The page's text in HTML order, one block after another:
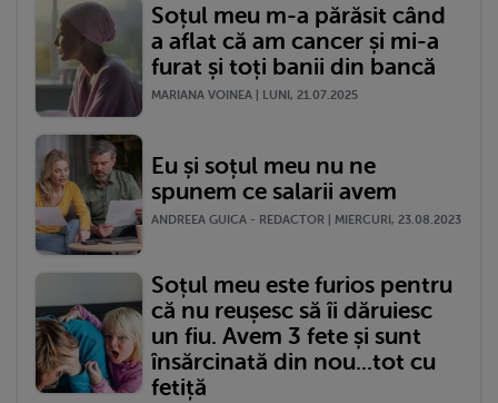
Soțul meu m-a părăsit când
a aflat că am cancer și mi-a
furat și toți banii din bancă
MARIANA VOINEA | LUNI, 21.07.2025
Eu și soțul meu nu ne
spunem ce salarii avem
ANDREEA GUICA - REDACTOR | MIERCURI, 23.08.2023
Soțul meu este furios pentru
că nu reușesc să îi dăruiesc
un fiu. Avem 3 fete și sunt
însărcinată din nou...tot cu
fetiță